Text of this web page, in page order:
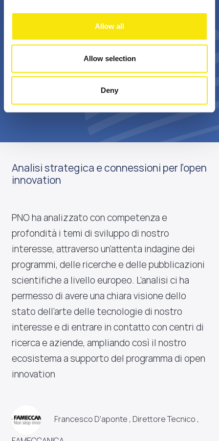
Allow all
Allow selection
Deny
+
professionals
Bn €
value
Scopri di più su di noi
Analisi strategica e connessioni per l’open
innovation
PNO ha analizzato con competenza e
profondità i temi di sviluppo di nostro
interesse, attraverso un’attenta indagine dei
programmi, delle ricerche e delle pubblicazioni
scientifiche a livello europeo. L’analisi ci ha
permesso di avere una chiara visione dello
stato dell’arte delle tecnologie di nostro
interesse e di entrare in contatto con centri di
ricerca e aziende, ampliando così il nostro
ecosistema a supporto del programma di open
innovation
Francesco D’aponte , Direttore Tecnico ,